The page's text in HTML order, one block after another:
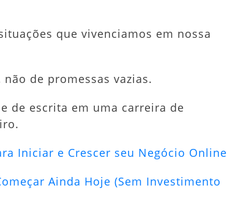
que vivenciamos em nossa
de promessas vazias.
de escrita em uma carreira de
Iniciar e Crescer seu Negócio Online
Ainda Hoje (Sem Investimento